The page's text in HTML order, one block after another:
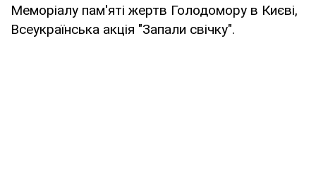
Меморіалу пам'яті жертв Голодомору в Києві,
Всеукраїнська акція "Запали свічку".